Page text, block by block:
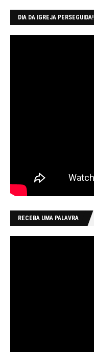
DIA DA IGREJA PERSEGUIDA!
RECEBA UMA PALAVRA